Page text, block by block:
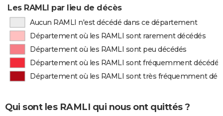
Les RAMLI par lieu de décès
Aucun RAMLI n'est décédé dans ce département
Département où les RAMLI sont rarement décédés
Département où les RAMLI sont peu décédés
Département où les RAMLI sont fréquemment décédés
Département où les RAMLI sont très fréquemment
Qui sont les RAMLI qui nous ont quittés ?